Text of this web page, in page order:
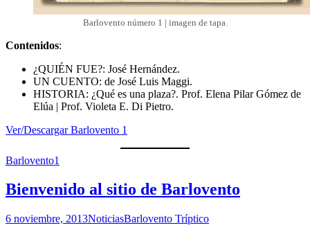
Barlovento número 1 | imagen de tapa.
Contenidos:
¿QUIÉN FUE?: José Hernández.
UN CUENTO: de José Luis Maggi.
HISTORIA: ¿Qué es una plaza?. Prof. Elena Pilar Gómez de
Elúa | Prof. Violeta E. Di Pietro.
Ver/Descargar Barlovento 1
Barlovento1
Bienvenido al sitio de Barlovento
6 noviembre, 2013NoticiasBarlovento Tríptico